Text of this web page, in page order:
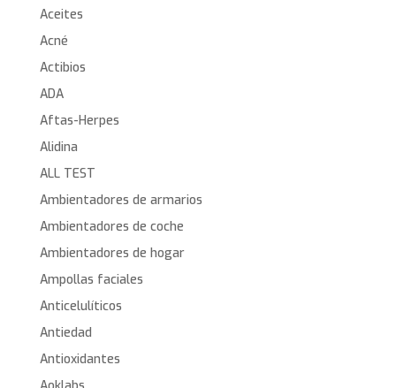
Aceites
Acné
Actibios
ADA
Aftas-Herpes
Alidina
ALL TEST
Ambientadores de armarios
Ambientadores de coche
Ambientadores de hogar
Ampollas faciales
Anticelulíticos
Antiedad
Antioxidantes